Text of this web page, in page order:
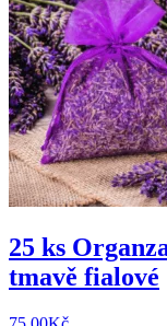
25 ks
tmavě fialové